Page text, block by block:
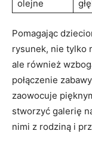
olejne
Pomagając
rysunek, nie tylko
ale również
połączenie
zaowocuje
stworzyć galerię‌
nimi​ z rodziną ‍i​